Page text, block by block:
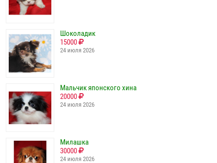
Шоколадик
15000
24 июля 2026
Мальчик японского хина
20000
24 июля 2026
Милашка
30000
24 июля 2026